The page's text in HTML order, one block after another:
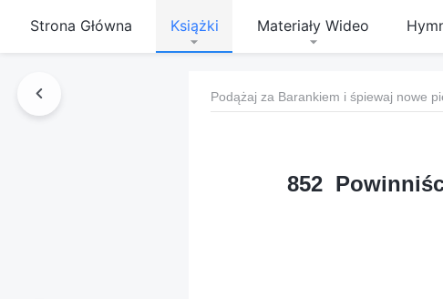
Strona Główna Książki Materiały Wideo
Podążaj za Barankiem i śpiewaj nowe
852